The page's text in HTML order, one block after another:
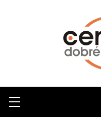
Hľadať
Menu